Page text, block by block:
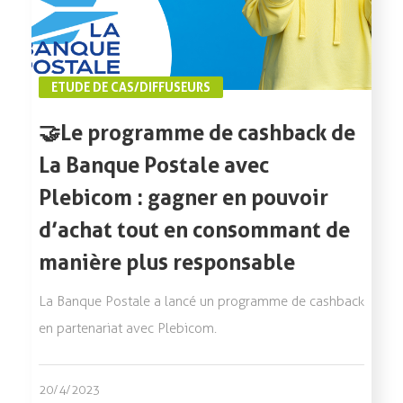
🤝Le programme de cashback de
La Banque Postale avec
Plebicom : gagner en pouvoir
d’achat tout en consommant de
manière plus responsable
La Banque Postale a lancé un programme de cashback
en partenariat avec Plebicom.
20/4/2023
ETUDE DE CAS/DIFFUSEURS